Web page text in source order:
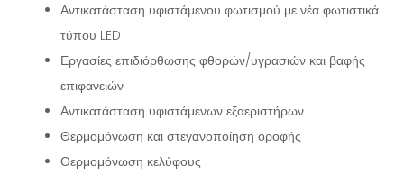
Αντικατάσταση υφιστάμενου φωτισμού με νέα φωτιστικά
τύπου LED
Εργασίες επιδιόρθωσης φθορών/υγρασιών και βαφής
επιφανειών
Αντικατάσταση υφιστάμενων εξαεριστήρων
Θερμομόνωση και στεγανοποίηση οροφής
Θερμομόνωση κελύφους